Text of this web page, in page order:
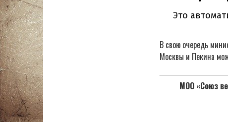
В свою очередь
Москвы и Пекина
МОО «Союз